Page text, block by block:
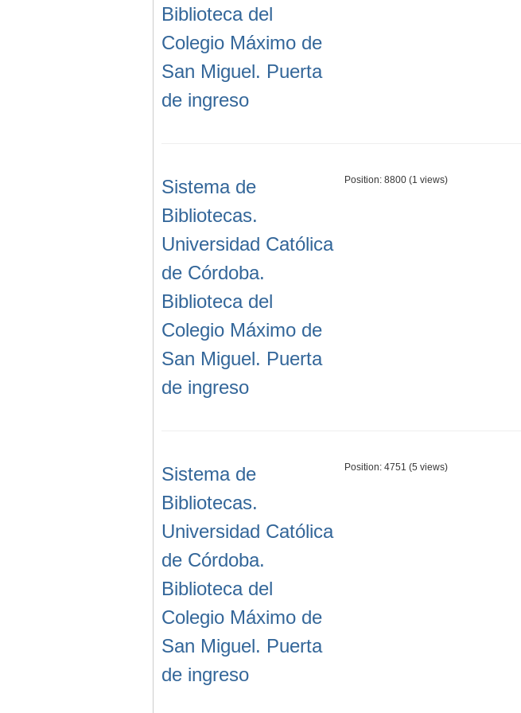
Biblioteca del
Colegio Máximo de
San Miguel. Puerta
de ingreso
Sistema de
Bibliotecas.
Universidad Católica
de Córdoba.
Biblioteca del
Colegio Máximo de
San Miguel. Puerta
de ingreso
Position: 8800 (1 views)
Sistema de
Bibliotecas.
Universidad Católica
de Córdoba.
Biblioteca del
Colegio Máximo de
San Miguel. Puerta
de ingreso
Position: 4751 (5 views)